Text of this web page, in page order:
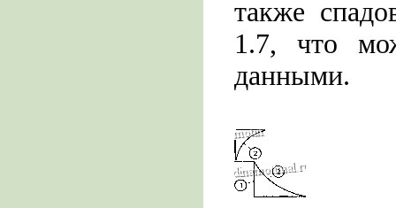
также
1.7, что
данными.